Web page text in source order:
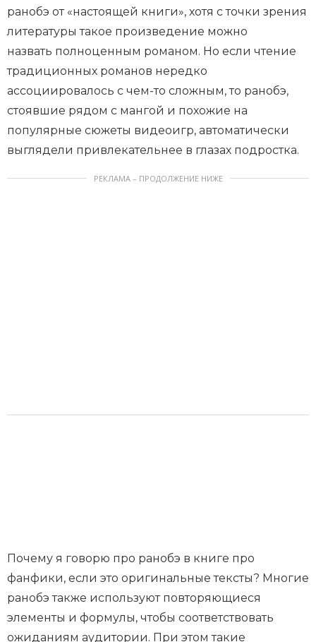
ранобэ от «настоящей книги», хотя с точки зрения
литературы такое произведение можно
назвать полноценным романом. Но если чтение
традиционных романов нередко
ассоциировалось с чем-то сложным, то ранобэ,
стоявшие рядом с мангой и похожие на
популярные сюжеты видеоигр, автоматически
выглядели привлекательнее в глазах подростка.
РЕКЛАМА – ПРОДОЛЖЕНИЕ НИЖЕ
Почему я говорю про ранобэ в книге про
фанфики, если это оригинальные тексты? Многие
ранобэ также используют повторяющиеся
элементы и формулы, чтобы соответствовать
ожиданиям аудитории. При этом такие